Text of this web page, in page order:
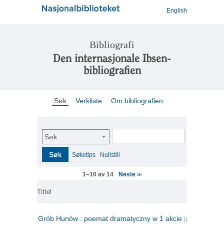
English
Bibliografi
Den internasjonale Ibsen-
bibliografien
Søk Verkliste Om bibliografien
Søk
Søk Søketips Nullstill
1–10 av 14 Neste>>
Tittel
Grób Hunów : poemat dramatyczny w 1 akcie (polsk)